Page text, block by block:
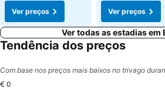
Ver preços
Ver preços
Ver todas as estadias em
Tendência dos preços
Com base nos preços mais baixos no trivago
€ 0